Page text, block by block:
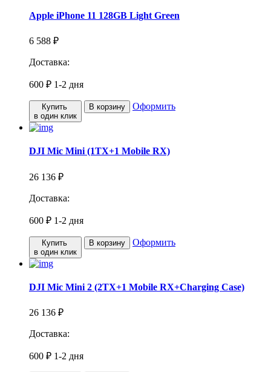
Apple iPhone 11 128GB Light Green
6 588 ₽
Доставка:
600 ₽ 1-2 дня
Купить
в один клик
В корзину Оформить
DJI Mic Mini (1TX+1 Mobile RX)
26 136 ₽
Доставка:
600 ₽ 1-2 дня
Купить
в один клик
В корзину Оформить
DJI Mic Mini 2 (2TX+1 Mobile RX+Charging Case)
26 136 ₽
Доставка:
600 ₽ 1-2 дня